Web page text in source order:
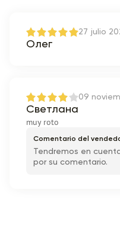
27 julio
Олег
09
Светлана
muy roto
Comentario del
Tendremos en
por su comentario.